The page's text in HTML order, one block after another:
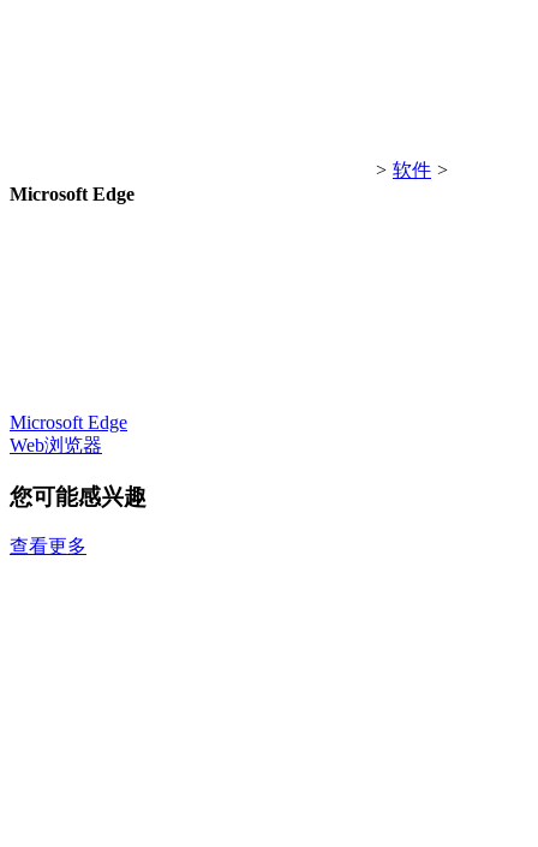
> 软件 >
Microsoft Edge
Microsoft Edge
Web浏览器
您可能感兴趣
查看更多